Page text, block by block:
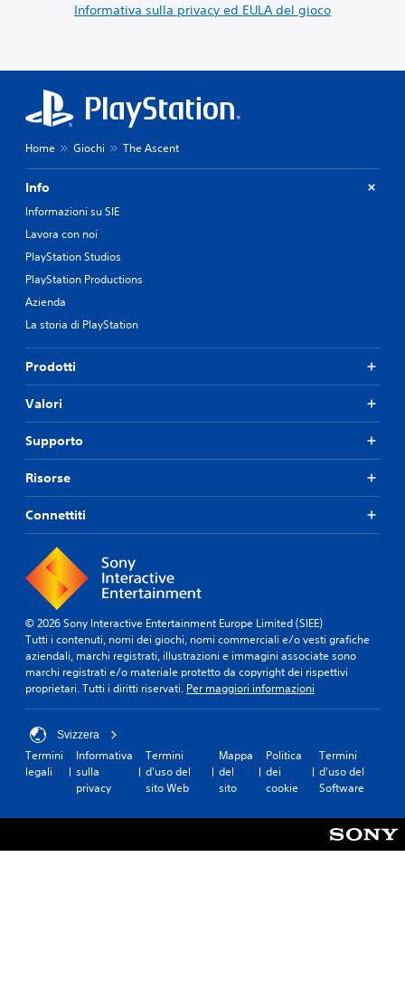
Informativa sulla privacy ed EULA del gioco
Home Giochi The Ascent
Info
Informazioni su SIE
Lavora con noi
PlayStation Studios
PlayStation Productions
Azienda
La storia di PlayStation
Prodotti
Valori
Supporto
Risorse
Connettiti
© 2026 Sony Interactive Entertainment Europe Limited (SIEE)
Tutti i contenuti, nomi dei giochi, nomi commerciali e/o vesti grafiche
aziendali, marchi registrati, illustrazioni e immagini associate sono
marchi registrati e/o materiale protetto da copyright dei rispettivi
proprietari. Tutti i diritti riservati. Per maggiori informazioni
Svizzera
Termini
legali
Informativa
sulla
privacy
Termini
d'uso del
sito Web
Mappa
del
sito
Politica
dei
cookie
Termini
d'uso del
Software